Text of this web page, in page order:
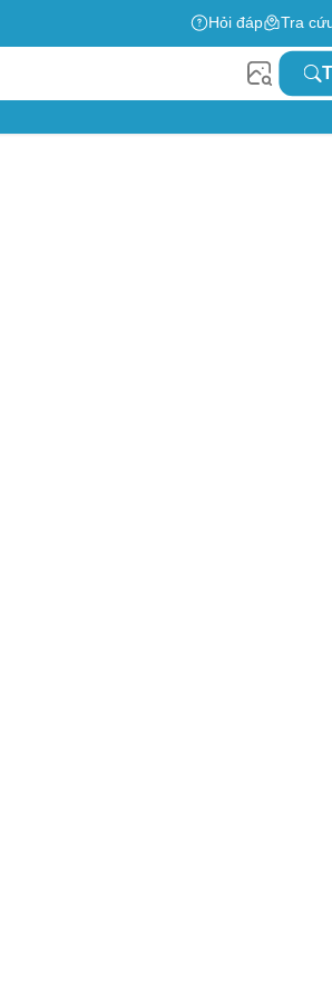
Hỏi đáp Tra